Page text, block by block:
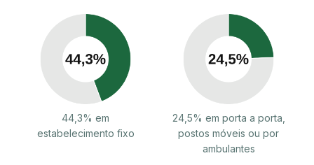
44,3% em
estabelecimento fixo
24,5% em porta a porta,
postos móveis ou por
ambulantes